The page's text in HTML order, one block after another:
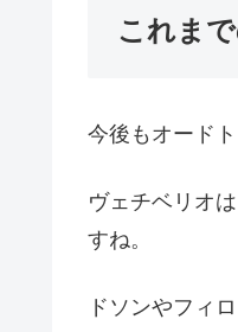
これま
今後もオード
ヴェチベリオ
すね。
ドソンやフィ